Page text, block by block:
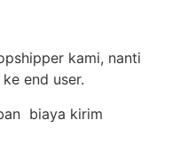
kami, nanti
end user.
biaya kirim